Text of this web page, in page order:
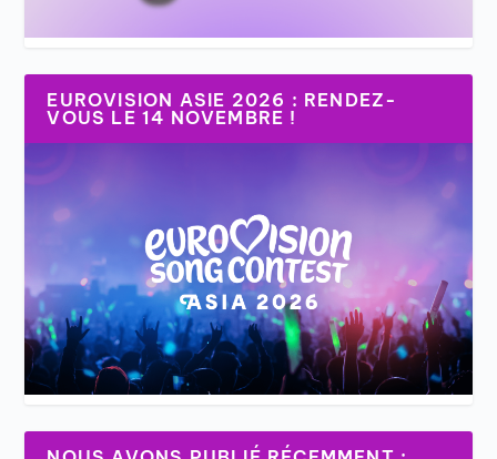
EUROVISION ASIE 2026 : RENDEZ-
VOUS LE 14 NOVEMBRE !